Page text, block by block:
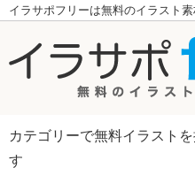
イラサポフリーは無料のイラスト
カテゴリーで無料イラスト
す